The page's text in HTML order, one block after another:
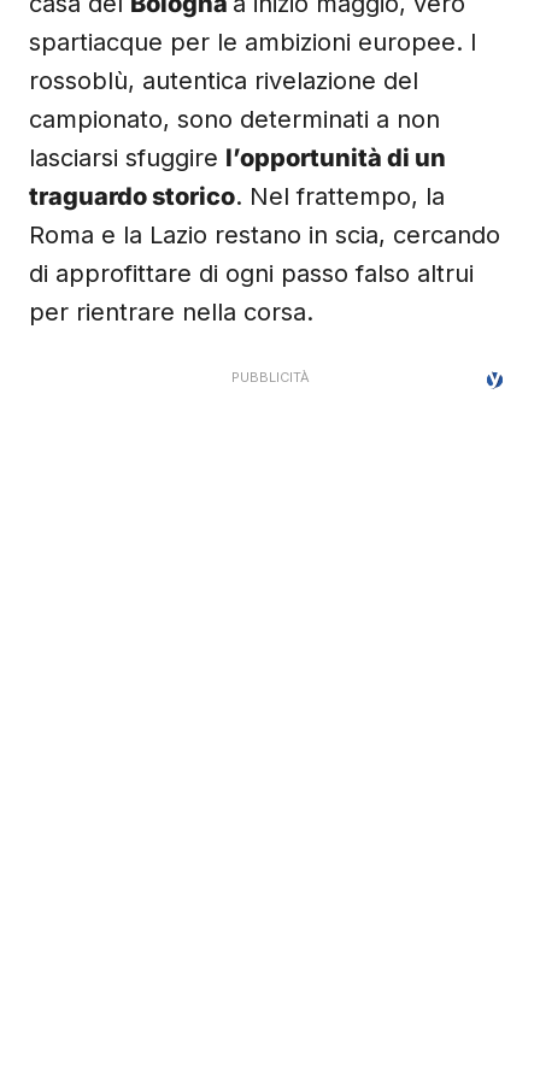
spartiacque per le ambizioni europee. I
rossoblù, autentica rivelazione del
campionato, sono determinati a non
lasciarsi sfuggire l’opportunità di un
traguardo storico. Nel frattempo, la
Roma e la Lazio restano in scia, cercando
di approfittare di ogni passo falso altrui
per rientrare nella corsa.